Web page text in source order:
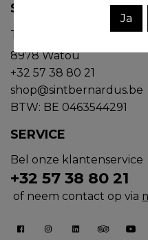
ST.BERNARDUS
Trappistenweg 23
8978 Watou
+32 57 38 80 21
shop@sintbernardus.be
BTW: BE 0463544291
SERVICE
Bel onze klantenservice
+32 57 38 80 21
of neem contact op via
Ja